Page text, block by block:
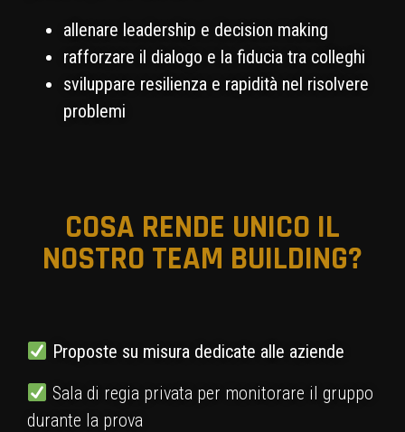
allenare leadership e decision making
rafforzare il dialogo e la fiducia tra colleghi
sviluppare resilienza e rapidità nel risolvere
problemi
COSA RENDE UNICO IL
NOSTRO TEAM BUILDING?
Proposte su misura dedicate alle aziende
Sala di regia privata per monitorare il gruppo
durante la prova